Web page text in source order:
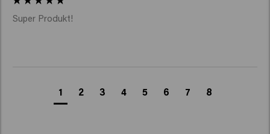
Super Produkt!
1 2 3 4 5 6 7 8